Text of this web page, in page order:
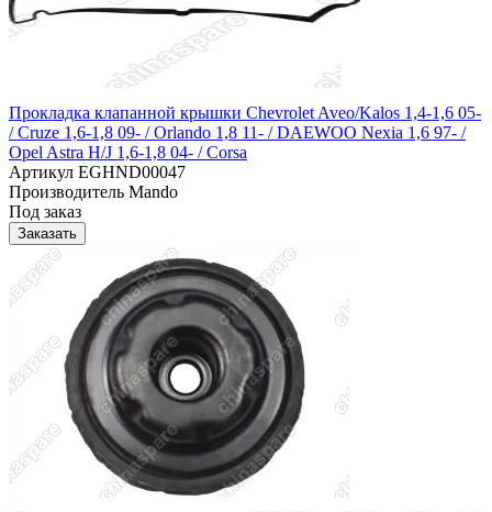
Прокладка клапанной крышки Chevrolet Aveo/Kalos 1,4-1,6 05-
/ Cruze 1,6-1,8 09- / Orlando 1,8 11- / DAEWOO Nexia 1,6 97- /
Opel Astra H/J 1,6-1,8 04- / Corsa
Артикул EGHND00047
Производитель Mando
Под заказ
Заказать